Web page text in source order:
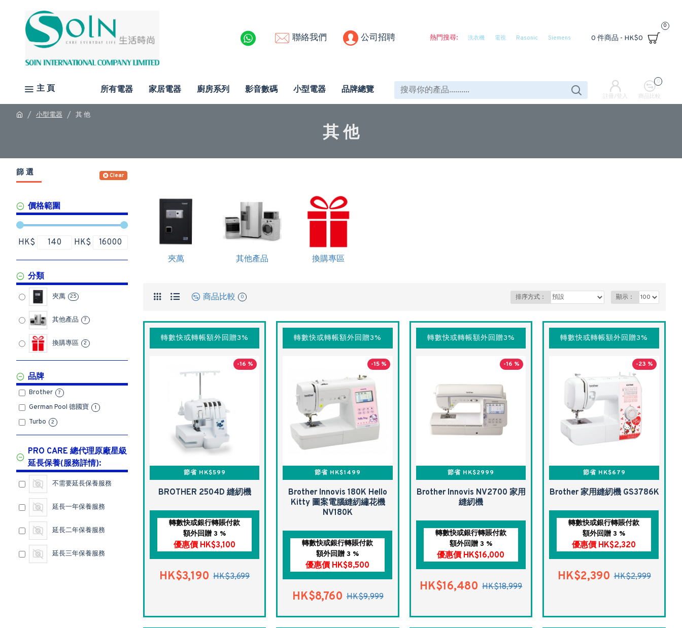
聯絡我們 公司招聘 熱門搜尋: 洗衣機 電視 Rasonic Siemens 0 件商品 - HK$0
0
主 頁 所有電器 家居電器 廚房系列 影音數碼 小型電器 品牌總覽
註冊/登入 商品比較
0
小型電器 其 他
其 他
篩 選 Clear
價格範圍
HK$ HK$
分類
夾萬 25
其他產品 7
換購專區 2
品牌
Brother 7
German Pool 德國寶 1
Turbo 2
PRO CARE 總代理原廠星級
延長保養(服務詳情):
不需要延長保養服務
延長一年保養服務
延長二年保養服務
延長三年保養服務
夾萬 其他產品 換購專區
商品比較 0 排序方式： 顯示：
轉數快或轉帳額外回贈3%
-16 %
節省 HK$599
BROTHER 2504D 縫紉機
轉數快或銀行轉賬付款
額外回贈 3 %
優惠價 HK$3,100
HK$3,190 HK$3,699
轉數快或轉帳額外回贈3%
-15 %
節省 HK$1499
Brother Innovis 180K Hello
Kitty 圖案電腦縫紉繡花機
NV180K
轉數快或銀行轉賬付款
額外回贈 3 %
優惠價 HK$8,500
HK$8,760 HK$9,999
轉數快或轉帳額外回贈3%
-16 %
節省 HK$2999
Brother Innovis NV2700 家用
縫紉機
轉數快或銀行轉賬付款
額外回贈 3 %
優惠價 HK$16,000
HK$16,480 HK$18,999
轉數快或轉帳額外回贈3%
-23 %
節省 HK$679
Brother 家用縫紉機 GS3786K
轉數快或銀行轉賬付款
額外回贈 3 %
優惠價 HK$2,320
HK$2,390 HK$2,999